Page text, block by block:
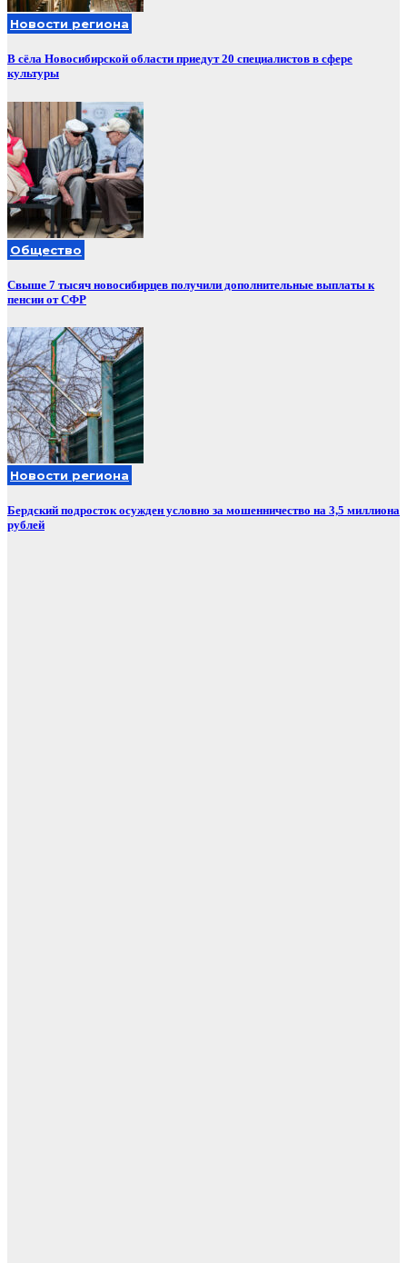
Новости региона
В сёла Новосибирской области приедут 20 специалистов в сфере
культуры
Общество
Свыше 7 тысяч новосибирцев получили дополнительные выплаты к
пенсии от СФР
Новости региона
Бердский подросток осужден условно за мошенничество на 3,5 миллиона
рублей